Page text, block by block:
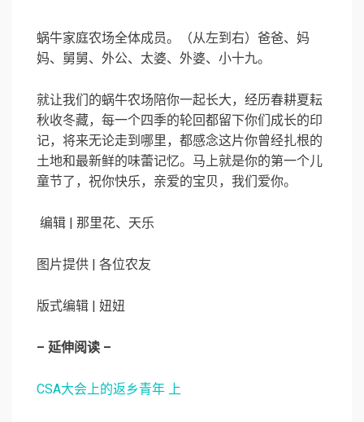
蜗牛家庭农场全体成员。（从左到右）爸爸、妈
妈、舅舅、外公、太婆、外婆、小十九。
就让我们的蜗牛农场陪你一起长大，经历春耕夏耘
秋收冬藏，每一个四季的轮回都留下你们成长的印
记，将来无论走到哪里，都感念这片你曾经扎根的
土地和最新鲜的味蕾记忆。马上就是你的第一个儿
童节了，祝你快乐，亲爱的宝贝，我们爱你。
编辑 | 那里花、天乐
图片提供 | 各位农友
版式编辑 | 妞妞
– 延伸阅读 –
CSA大会上的返乡青年 上